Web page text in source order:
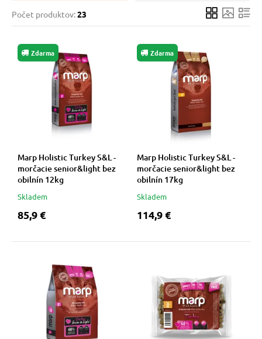
Počet produktov:23
Zdarma
Marp Holistic Turkey S&L -
morčacie senior&light bez
obilnín 12kg
Skladem
85,9 €
Zdarma
Marp Holistic Turkey S&L -
morčacie senior&light bez
obilnín 17kg
Skladem
114,9 €